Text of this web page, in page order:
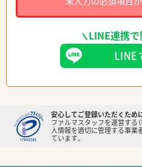
LINE連携で
安心してご登録いただくため
ファルマスタッフを運営する
人情報を適切に管理する事業
ています。